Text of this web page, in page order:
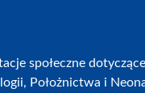
społeczne
Położnictwa i